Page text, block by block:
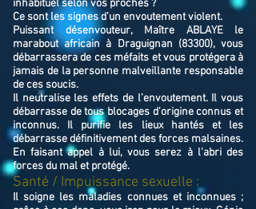
inhabituel selon vos proches ?
Ce sont les signes d’un envoutement violent.
Puissant désenvouteur,
Maître ABLAYE
le
marabout africain à Draguignan (83300), vous
débarrassera de ces méfaits et vous protégera à
jamais de la personne malveillante responsable
de ces soucis.
Il neutralise les effets de l’envoutement. Il vous
débarrasse de tous blocages d'origine connus et
inconnus. Il purifie les lieux hantés et les
débarrasse définitivement des forces malsaines.
En faisant appel à lui, vous serez à l'abri des
forces du mal et protégé.
Santé / Impuissance sexuelle :
Il soigne les maladies connues et inconnues ;